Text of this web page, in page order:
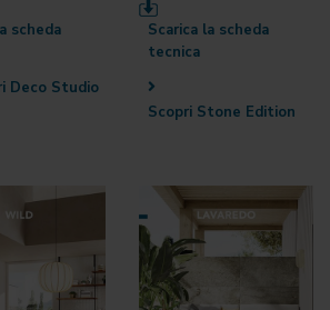
scheda
Deco Studio
Scarica la scheda
tecnica
Scopri Stone Edition